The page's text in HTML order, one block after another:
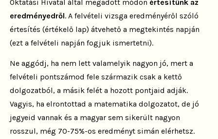
Oktatási Hivatal által megadott módon értesítünk az
eredményedről. A felvételi vizsga eredményéről szóló
értesítés (értékelő lap) átvehető a megtekintés napján
(ezt a felvételi napján fogjuk ismertetni).
Ne aggódj, ha nem lett valamelyik nagyon jó, mert a
felvételi pontszámod fele származik csak a kettő
dolgozatból, a másik felét a hozott pontjaid adják.
Vagyis, ha elrontottad a matematika dolgozatot, de jó
jegyeid vannak és a magyar sem sikerült nagyon
rosszul, még 70-75%-os eredményt simán elérhetsz.